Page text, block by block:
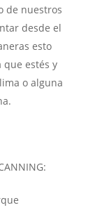
de nuestros
desde el
esto
que estés y
o alguna